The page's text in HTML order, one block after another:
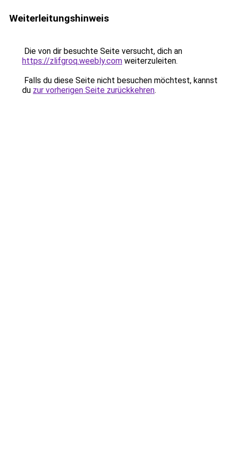
Weiterleitungshinweis
Die von dir besuchte Seite versucht, dich an
https://zlifgroq.weebly.com weiterzuleiten.
Falls du diese Seite nicht besuchen möchtest, kannst
du zur vorherigen Seite zurückkehren.